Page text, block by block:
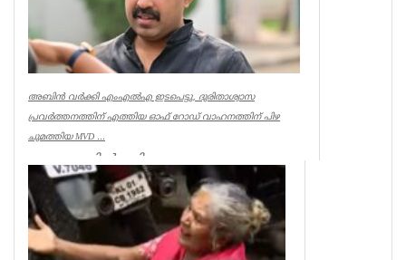
അബിൻ വർക്കി എംഎൽഎ ഇടപെട്ടു, ദുരിതാശ്വാസ
പ്രവർത്തനത്തിന് എത്തിയ ഓഫ് റോഡ് വാഹനത്തിന് പിഴ
ചുമത്തിയ MVD ...
ആറന്മുളയിൽ ദുരിതാശ്വാസ
പ്രവർത്തനത്തിന് എത്തിയ ഓഫ് റോഡ്
വാഹനത്തിന് മോട്ടോർ വെഹിക്കിൾ
ഇൻസ്പെക്ടർ പിഴ ...
Kerala